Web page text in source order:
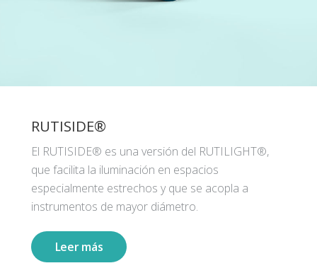
RUTISIDE®
El RUTISIDE® es una versión del RUTILIGHT®,
que facilita la iluminación en espacios
especialmente estrechos y que se acopla a
instrumentos de mayor diámetro.
Leer más